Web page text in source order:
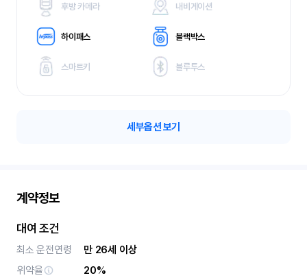
후방 카메라 내비게이션
하이패스 블랙박스
스마트키 블루투스
세부옵션 보기
계약정보
대여 조건
최소 운전연령
만 26세 이상
위약율
20%